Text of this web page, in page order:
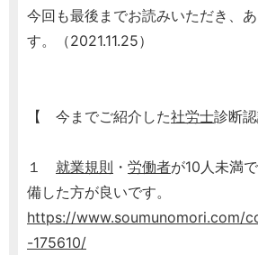
今回も最後までお読みいただき、
す。（2021.11.25）
【 今までご紹介した社労士診断
１ 就業規則 ・ 労働者が10人未満
備した方が良いです。
https://www.soumunomori.com/
-175610/